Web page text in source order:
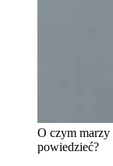
O czym
powiedzieć?